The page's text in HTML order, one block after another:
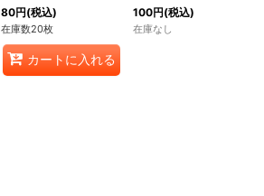
80円(税込)
在庫数20枚
カートに入れる
100円(税込)
在庫なし